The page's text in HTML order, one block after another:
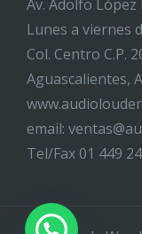
Av. Adolfo
Lunes a viernes
Col. Centro C.P.
Aguascalientes,
email:
Tel/Fax 01 449